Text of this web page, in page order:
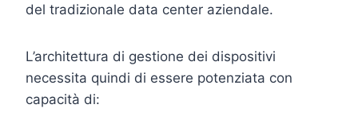
del tradizionale data center aziendale.
L’architettura di gestione dei dispositivi
necessita quindi di essere potenziata con
capacità di: